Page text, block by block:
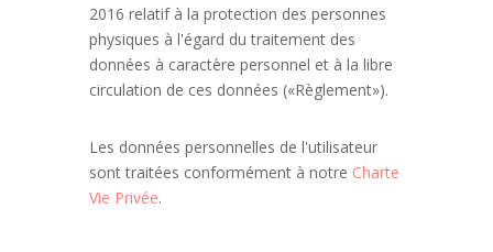
2016 relatif à la protection des personnes
physiques à l'égard du traitement des
données à caractère personnel et à la libre
circulation de ces données («Règlement»).
Les données personnelles de l'utilisateur
sont traitées conformément à notre Charte
Vie Privée.